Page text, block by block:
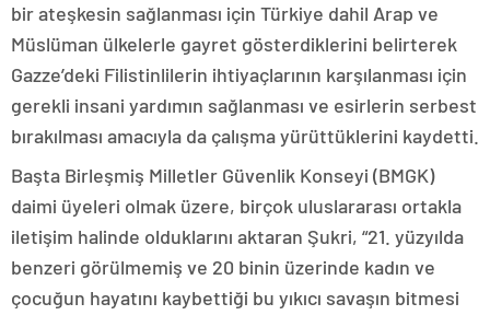
bir ateşkesin sağlanması için Türkiye dahil Arap ve
Müslüman ülkelerle gayret gösterdiklerini belirterek
Gazze’deki Filistinlilerin ihtiyaçlarının karşılanması için
gerekli insani yardımın sağlanması ve esirlerin serbest
bırakılması amacıyla da çalışma yürüttüklerini kaydetti.
Başta Birleşmiş Milletler Güvenlik Konseyi (BMGK)
daimi üyeleri olmak üzere, birçok uluslararası ortakla
iletişim halinde olduklarını aktaran Şukri, “21. yüzyılda
benzeri görülmemiş ve 20 binin üzerinde kadın ve
çocuğun hayatını kaybettiği bu yıkıcı savaşın bitmesi